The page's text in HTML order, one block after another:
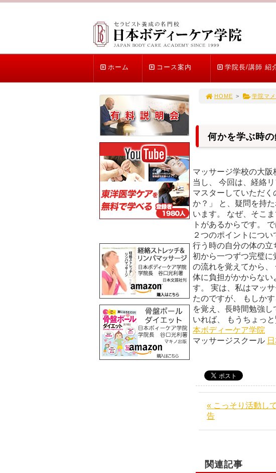
ホーム コース案内 学院長/講師 紹
HOME > 学院マ
何かを学ぶ時の
マッサージ学校の大
当し、 今回は、経絡
マスターしていただ
か？」 と、疑問を持
います。 なぜ、そこ
トがあるからです。
２つのポイントにつ
行う時の自分の体の立
初から一つずつ完璧
の流れを覚えてから
体に負担がかからな
す。 実は、私はマッ
たのですが、 もしか
を覚え、長時間勉強
いれば、
本ボディーケア学院
マッサージスクール
« こっそり活動し
告
関連記事